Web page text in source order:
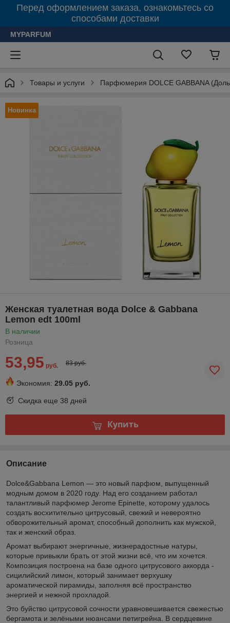
Перед оформлением заказа, ознакомьтесь со
способами доставки
MYPARFUM
Товары и услуги Парфюмерия DOLCE GABBANA
Новинка
Женская туалетная вода Dolce & Gabbana
Lemon edt 100ml
В наличии
Розница
53,95 руб. 83 руб.
Экономия: 29.05 руб.
Скидка еще 38 дней
Купить
Описание
Dolce&Gabbana Lemon — это новый парфюм, выпущенный
модным домом в 2020 году. Над его созданием работал
талантливый парфюмер Jerome Epinette, которому удалось
создать восхитительно цитрусовый, свежий и невероятно
обворожительный аромат, способный дополнить как мужской,
так и женский образ.
Аромат выбирают энергичные, жизнерадостные натуры,
которые привыкли брать от этой жизни всё, что им хочется.
Композиция построена на базе одного цитрусового аккорда -
сицилийский лимон, который занимает верхушку
ароматической пирамиды, заполняя всё пространство
энергией и нежной прохладой.
Это буйство цитрусовой сочности уравновешивается свежестью
бергамота и зелёными нюансами петигрейна. В сердцевине